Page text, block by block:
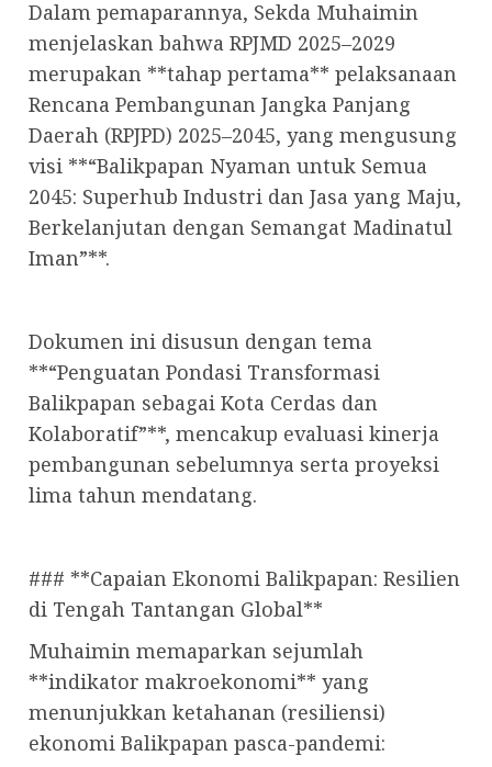
Dalam pemaparannya, Sekda Muhaimin
menjelaskan bahwa RPJMD 2025–2029
merupakan **tahap pertama** pelaksanaan
Rencana Pembangunan Jangka Panjang
Daerah (RPJPD) 2025–2045, yang mengusung
visi **“Balikpapan Nyaman untuk Semua
2045: Superhub Industri dan Jasa yang Maju,
Berkelanjutan dengan Semangat Madinatul
Iman”**.
Dokumen ini disusun dengan tema
**“Penguatan Pondasi Transformasi
Balikpapan sebagai Kota Cerdas dan
Kolaboratif”**, mencakup evaluasi kinerja
pembangunan sebelumnya serta proyeksi
lima tahun mendatang.
### **Capaian Ekonomi Balikpapan: Resilien
di Tengah Tantangan Global**
Muhaimin memaparkan sejumlah
**indikator makroekonomi** yang
menunjukkan ketahanan (resiliensi)
ekonomi Balikpapan pasca-pandemi: